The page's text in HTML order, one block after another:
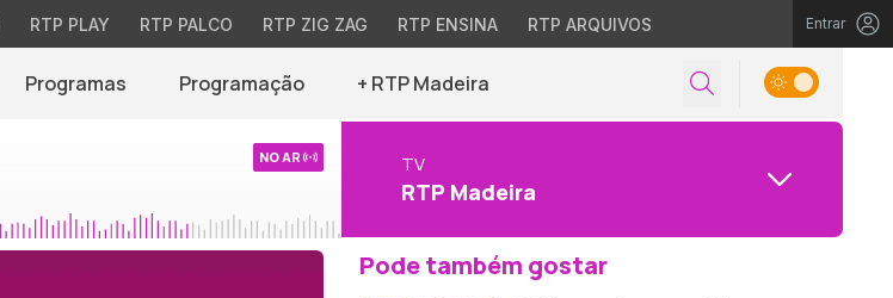
RTP PLAY RTP PALCO RTP ZIG ZAG RTP ENSINA RTP ARQUIVOS Entrar
Programas Programação + RTP Madeira
NO AR TV
RTP Madeira
Pode também gostar